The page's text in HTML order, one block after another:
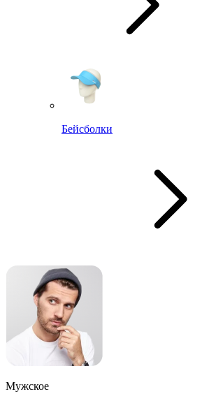
Бейсболки
Мужское